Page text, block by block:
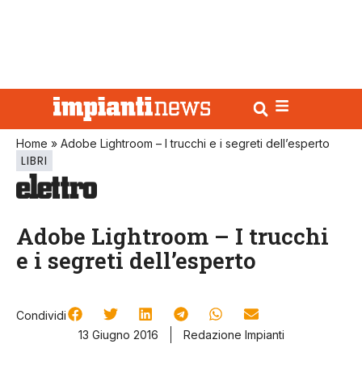
Home » Adobe Lightroom – I trucchi e i segreti dell’esperto
LIBRI
Adobe Lightroom – I trucchi
e i segreti dell’esperto
Condividi
13 Giugno 2016
Redazione Impianti